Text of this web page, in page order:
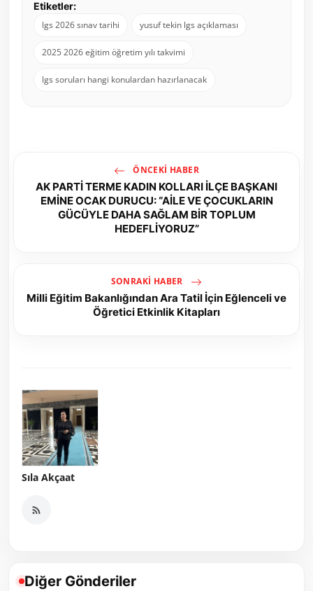
Etiketler:
lgs 2026 sınav tarihi
yusuf tekin lgs açıklaması
2025 2026 eğitim öğretim yılı takvimi
lgs soruları hangi konulardan hazırlanacak
ÖNCEKI HABER
AK PARTİ TERME KADIN KOLLARI İLÇE BAŞKANI
EMİNE OCAK DURUCU: “AİLE VE ÇOCUKLARIN
GÜCÜYLE DAHA SAĞLAM BİR TOPLUM
HEDEFLİYORUZ”
SONRAKI HABER
Milli Eğitim Bakanlığından Ara Tatil İçin Eğlenceli ve
Öğretici Etkinlik Kitapları
Sıla Akçaat
Diğer Gönderiler